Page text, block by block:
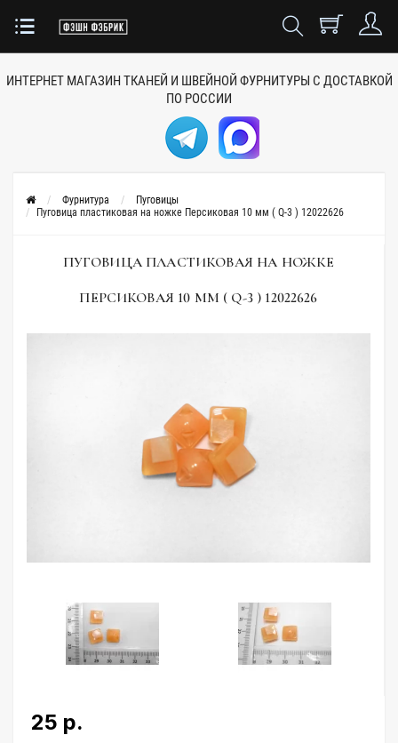
ИНТЕРНЕТ МАГАЗИН ТКАНЕЙ И ШВЕЙНОЙ ФУРНИТУРЫ С ДОСТАВКОЙ
ПО РОССИИ
Фурнитура
Пуговицы
Пуговица пластиковая на ножке Персиковая 10 мм ( Q-3 ) 12022626
ПУГОВИЦА ПЛАСТИКОВАЯ НА НОЖКЕ
ПЕРСИКОВАЯ 10 ММ ( Q-3 ) 12022626
25 р.